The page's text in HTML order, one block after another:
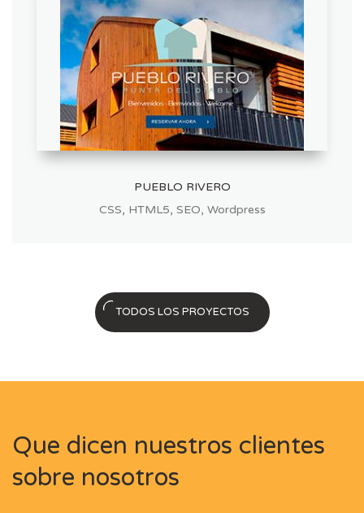
PUEBLO RIVERO
CSS, HTML5, SEO, Wordpress
TODOS LOS PROYECTOS
Que dicen nuestros clientes
sobre nosotros